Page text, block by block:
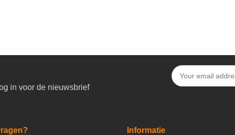
in voor de nieuwsbrief
Informatie